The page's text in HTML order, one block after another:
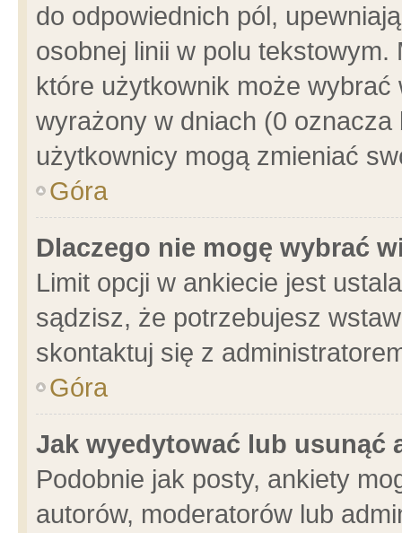
do odpowiednich pól,
osobnej linii w polu
które użytkownik może
wyrażony w dniach (0
użytkownicy mogą zmieniać
Góra
Dlaczego nie mogę wybrać
Limit opcji w ankiecie jest
sądzisz, że potrzebujesz
skontaktuj się z
Góra
Jak wyedytować lub usunąć
Podobnie jak posty, ankiety
autorów, moderatorów lub